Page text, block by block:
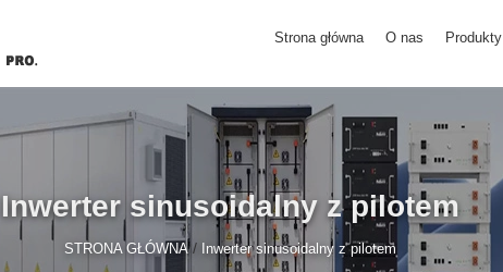
Strona główna O nas Produkty
Inwerter sinusoidalny z pilotem
STRONA GŁÓWNA/ Inwerter sinusoidalny z pilotem